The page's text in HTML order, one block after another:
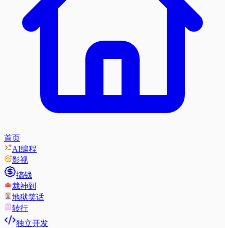
首页
AI编程
影视
搞钱
裁神到
地狱笑话
转行
独立开发